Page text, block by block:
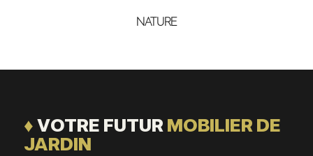
NATURE
♦VOTRE FUTUR MOBILIER DE
JARDIN